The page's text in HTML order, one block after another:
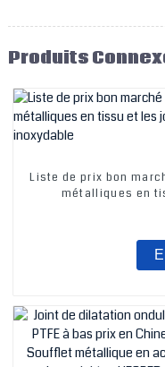
Produits
Liste de prix bon
métalliques en